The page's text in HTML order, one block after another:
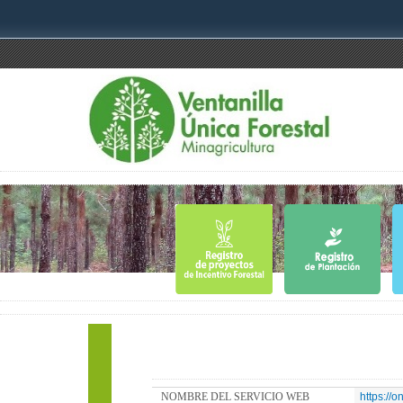
NOMBRE DEL SERVICIO WEB
https://